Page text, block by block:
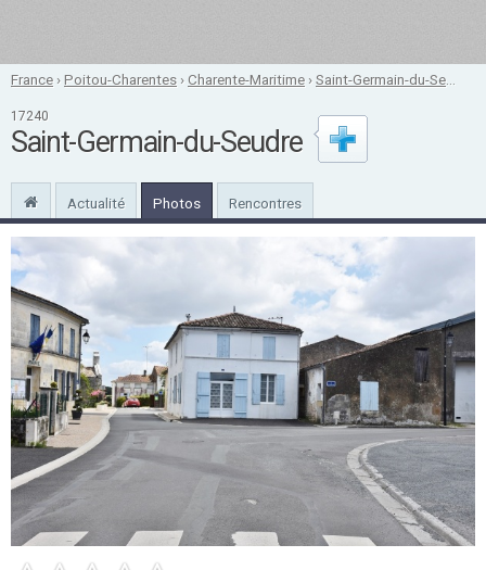
France ›Poitou-Charentes ›Charente-Maritime ›Saint-Germain-du-Seudre
17240
Saint-Germain-du-Seudre
Actualité Photos Rencontres